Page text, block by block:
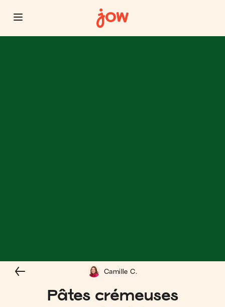
Pâtes crémeuses
Camille C.